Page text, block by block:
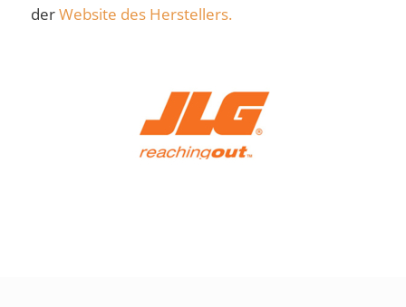
derWebsite des Herstellers.